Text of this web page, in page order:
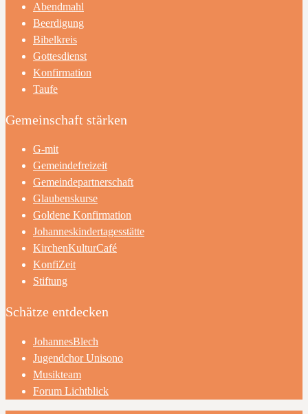
Abendmahl
Beerdigung
Bibelkreis
Gottesdienst
Konfirmation
Taufe
Gemeinschaft stärken
G-mit
Gemeindefreizeit
Gemeindepartnerschaft
Glaubenskurse
Goldene Konfirmation
Johanneskindertagesstätte
KirchenKulturCafé
KonfiZeit
Stiftung
Schätze entdecken
JohannesBlech
Jugendchor Unisono
Musikteam
Forum Lichtblick